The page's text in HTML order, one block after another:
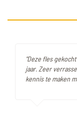
"Deze fles
jaar. Zeer
kennis te maken